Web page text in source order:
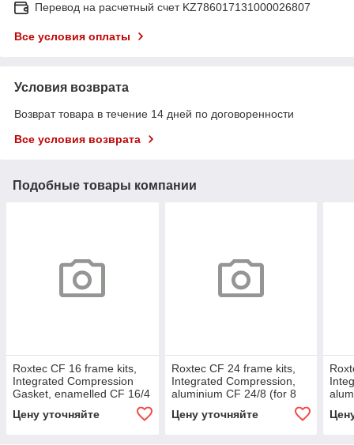
Перевод на расчетный счет KZ786017131000026807
Все условия оплаты
Условия возврата
Возврат товара в течение 14 дней по договоренности
Все условия возврата
Подобные товары компании
Roxtec CF 16 frame kits,
Integrated Compression
Gasket, enamelled CF 16/4
Цену уточняйте
Roxtec CF 24 frame kits,
Integrated Compression,
aluminium CF 24/8 (for 8
Цену уточняйте